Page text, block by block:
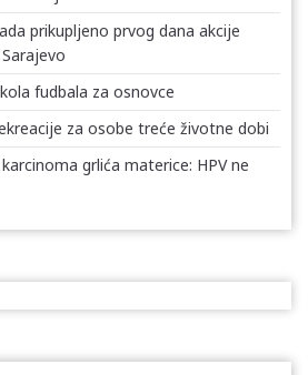
prikupljeno prvog dana akcije
fudbala za osnovce
za osobe treće životne dobi
grlića materice: HPV ne